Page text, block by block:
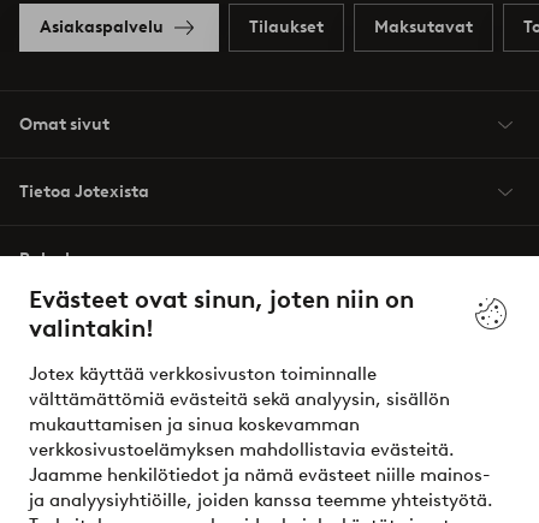
Evästeet ovat sinun, joten niin on
valintakin!
Jotex käyttää verkkosivuston toiminnalle
välttämättömiä evästeitä sekä analyysin, sisällön
mukauttamisen ja sinua koskevamman
verkkosivustoelämyksen mahdollistavia evästeitä.
Jaamme henkilötiedot ja nämä evästeet niille mainos-
ja analyysiyhtiöille, joiden kanssa teemme yhteistyötä.
Asiakaspalvelu Tilaukset Maksutavat
Omat sivut
Tietoa Jotexista
Palvelumme
Ehdot
Ystävät
Turvalliset maksut – maksa nyt tai erissä